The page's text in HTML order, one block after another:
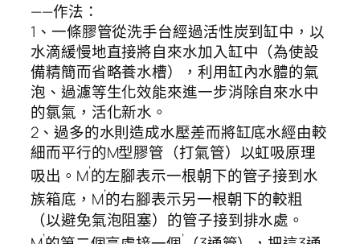
——作法：
1、一條膠管從洗手台經過活性炭到缸中，以
水滴緩慢地直接將自來水加入缸中（為使設
備精簡而省略養水槽），利用缸內水體的氣
泡、過濾等生化效能來進一步消除自來水中
的氯氣，活化新水。
2、過多的水則造成水壓差而將缸底水經由較
細而平行的M型膠管（打氣管）以虹吸原理
吸出。M’的左腳表示一根朝下的管子接到水
族箱底，M’的右腳表示另一根朝下的較粗
（以避免氣泡阻塞）的管子接到排水處。
’ ’